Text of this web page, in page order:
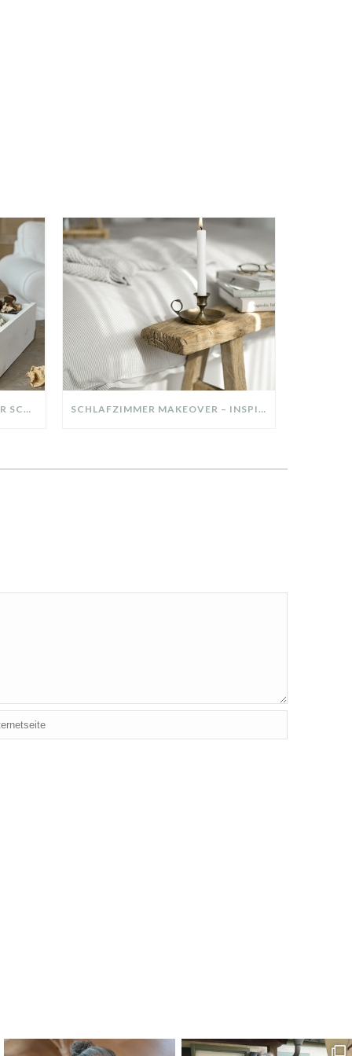
DIY-DEKO-TABLETT AUS ALTER SCHUBLADE – NACHHALTIGE HERBSTDEKO SELBER MACHEN! SCHLAFZIMMER MAKEOVER – INSPIRATION FÜR DEIN SCHLAFZIMMER: AUS ALT MACH NEU – HELL, GEMÜTLICH UND EINLADEND